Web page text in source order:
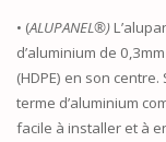
• (ALUPANEL®)
d’aluminium de
(HDPE) en son
terme d’aluminium
facile à installer et à